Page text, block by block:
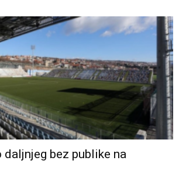
daljnjeg bez publike na